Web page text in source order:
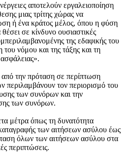
αποτελούν εργαλειοποίηση
μιας τρίτης χώρας να
ή ένα κράτος μέλος, όπου η φύση
σε κίνδυνο ουσιαστικές
της εδαφικής του
του νόμου και της τάξης και τη
την πρόταση σε περίπτωση
περιλαμβάνουν τον περιορισμό του
των συνόρων και την
των συνόρων.
μέτρα όπως τη δυνατότητα
των αιτήσεων ασύλου έως
όλων των αιτήσεων ασύλου στα
περιπτώσεις.